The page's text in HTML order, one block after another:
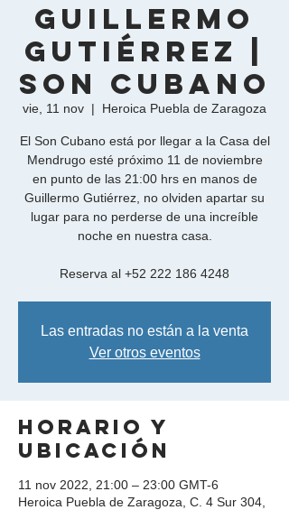
Guillermo
Gutiérrez |
Son Cubano
vie, 11 nov
  |
Heroica Puebla de Zaragoza
El Son Cubano está por llegar a la Casa del
Mendrugo esté próximo 11 de noviembre
en punto de las 21:00 hrs en manos de
Guillermo Gutiérrez, no olviden apartar su
lugar para no perderse de una increíble
noche en nuestra casa.
Reserva al +52 222 186 4248
Las entradas no están a la venta
Ver otros eventos
Horario y
ubicación
11 nov 2022, 21:00 – 23:00 GMT-6
Heroica Puebla de Zaragoza, C. 4 Sur 304,